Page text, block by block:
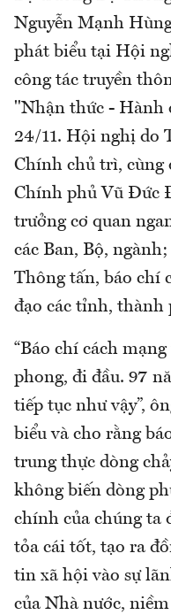
Nguyễn Mạnh
phát biểu tại Hội
công tác truyền
"Nhận thức - Hành
24/11. Hội nghị do
Chính chủ trì, cùng
Chính phủ Vũ Đức
trưởng cơ quan
các Ban, Bộ,
Thông tấn, báo chí
đạo các tỉnh, thành
“Báo chí cách
phong, đi đầu. 97
tiếp tục như vậy”,
biểu và cho rằng
trung thực dòng
không biến dòng
chính của chúng ta
tỏa cái tốt, tạo ra
tin xã hội vào sự
của Nhà nước,